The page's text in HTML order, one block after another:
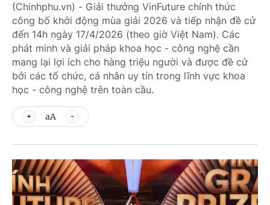
(Chinhphu.vn) - Giải thưởng VinFuture chính thức
công bố khởi động mùa giải 2026 và tiếp nhận đề cử
đến 14h ngày 17/4/2026 (theo giờ Việt Nam). Các
phát minh và giải pháp khoa học - công nghệ cần
mang lại lợi ích cho hàng triệu người và được đề cử
bởi các tổ chức, cá nhân uy tín trong lĩnh vực khoa
học - công nghệ trên toàn cầu.
aA